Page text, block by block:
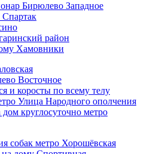
Бирюлево Западное
район
Хамовники
Восточное
и коросты по всему телу
Улица Народного ополчения
круглосуточно метро
собак метро Хорошёвская